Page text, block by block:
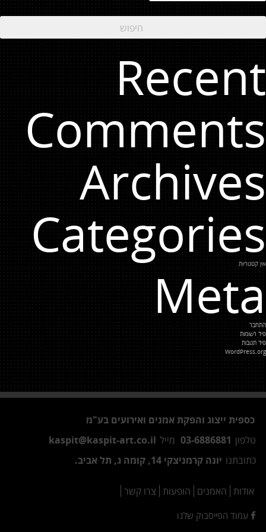
Recent
Comments
Archives
Categories
אין קטגוריות
Meta
התחבר
פיד רשומות
פיד תגובות
WordPress.org
כספית ייצוג והפקת אמנים ואירועים בע"מ
טלפון 03-6886881 מייל kaspit@kaspit-art.co.il
כתובתנו יונה קרמניצקי 14, קומה ג, תל אביב.
אודות האמנים הופעות צרו קשר
עמוד הפייסבוק שלנו